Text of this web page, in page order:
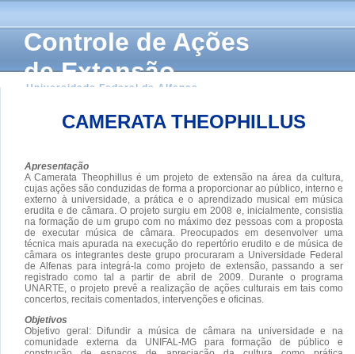
Controle de Ações
de Extensão
Universidade Federal de Alfenas
CAMERATA THEOPHILLUS
Apresentação
A Camerata Theophillus é um projeto de extensão na área da cultura,
cujas ações são conduzidas de forma a proporcionar ao público, interno e
externo à universidade, a prática e o aprendizado musical em música
erudita e de câmara. O projeto surgiu em 2008 e, inicialmente, consistia
na formação de um grupo com no máximo dez pessoas com a proposta
de executar música de câmara. Preocupados em desenvolver uma
técnica mais apurada na execução do repertório erudito e de música de
câmara os integrantes deste grupo procuraram a Universidade Federal
de Alfenas para integrá-la como projeto de extensão, passando a ser
registrado como tal a partir de abril de 2009. Durante o programa
UNARTE, o projeto prevê a realização de ações culturais em tais como
concertos, recitais comentados, intervenções e oficinas.
Objetivos
Objetivo geral: Difundir a música de câmara na universidade e na
comunidade externa da UNIFAL-MG para formação de público e